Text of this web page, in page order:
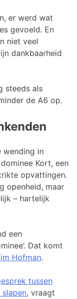
er werd wat
gevoeld. En
niet veel
dankbaarheid
steeds als
de A6 op.
wending in
Kort, een
opvattingen.
openheid, maar
– hartelijk
een
Dat komt
Hofman.
tussen
, vraagt